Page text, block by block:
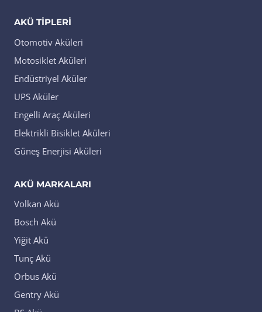
AKÜ TIPLERI
Otomotiv Aküleri
Motosiklet Aküleri
Endüstriyel Aküler
UPS Aküler
Engelli Araç Aküleri
Elektrikli Bisiklet Aküleri
Güneş Enerjisi Aküleri
AKÜ MARKALARI
Volkan Akü
Bosch Akü
Yiğit Akü
Tunç Akü
Orbus Akü
Gentry Akü